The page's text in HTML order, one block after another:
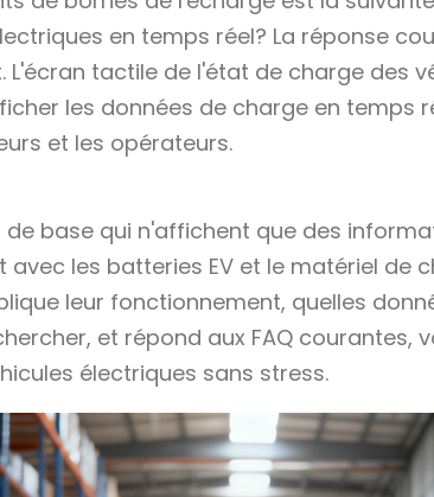
en temps réel? La réponse
L'écran tactile de l'état de charge des
les données de charge en temps
et les opérateurs.
base qui n'affichent que des
les batteries EV et le matériel de
leur fonctionnement, quelles
et répond aux FAQ courantes,
électriques sans stress.